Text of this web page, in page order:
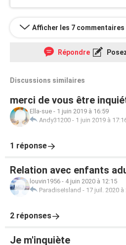
Afficher les 7 commentaires
Répondre
Discussions similaires
merci de vous être
Ella-sue - 1 juin 2019 à 16:59
Andy31200 - 1 juin 2019 à
1 réponse
Relation avec enfants
louvin1956 - 4 juin 2020 à 12:15
ParadiseIsland - 17 juil. 2020 à
2 réponses
Je m'inquiète